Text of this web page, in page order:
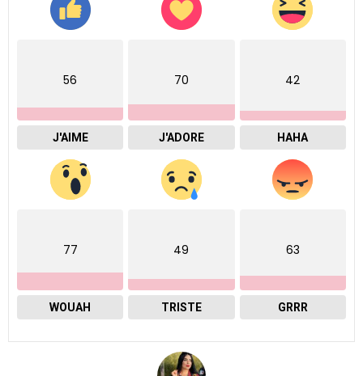
56
J'AIME
70
J'ADORE
42
HAHA
77
WOUAH
49
TRISTE
63
GRRR